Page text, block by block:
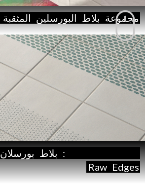
مجموعة بلاط البورسلين المثقبة
بلاط بورسلان
Raw Edges